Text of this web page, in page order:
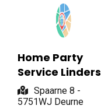
Home Party
Service Linders
Spaarne 8 -
5751WJ Deurne